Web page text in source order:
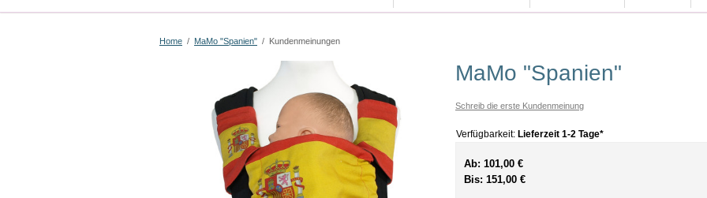
Home / MaMo "Spanien" / Kundenmeinungen
MaMo "Spanien"
Schreib die erste Kundenmeinung
Verfügbarkeit: Lieferzeit 1-2 Tage*
Ab: 101,00 €
Bis: 151,00 €